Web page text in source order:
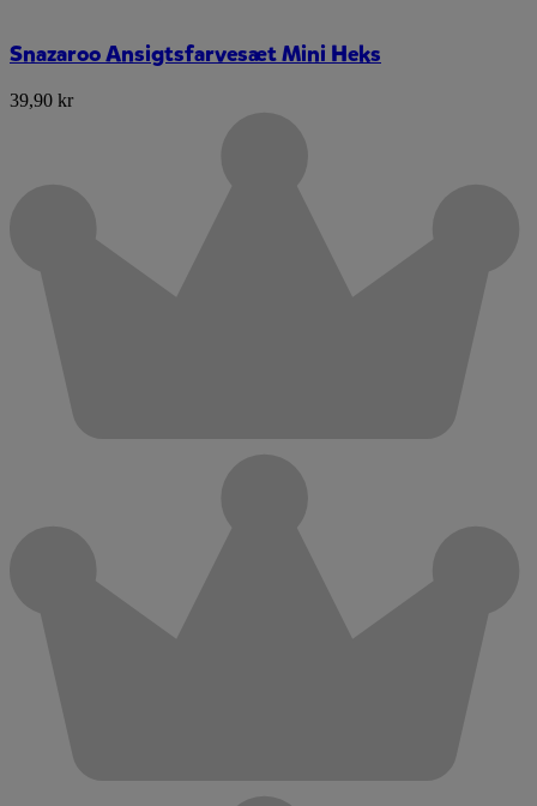
Snazaroo Ansigtsfarvesæt Mini Heks
39,90 kr